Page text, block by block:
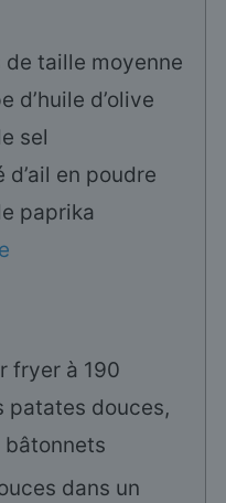
taille moyenne
d’huile d’olive
sel
d’ail en poudre
paprika
fryer à 190
patates douces,
dans un